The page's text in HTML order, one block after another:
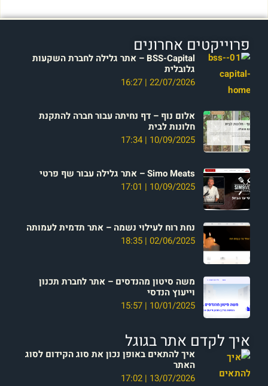
איך לקדם אתר בגוגל
איך להתאים באופן נכון את סוג הקידום לסוג
האתר
13/07/2026
17:02
פרוייקטים אחרונים
BSS-Capital – אתר גלילה לחברת השקעות
גלובלית
22/07/2026
16:27
אלום נוף – דף נחיתה עבור חברה להתקנת
חלונות לבית
10/09/2025
17:34
Simo Meats – אתר גלילה עבור שף פרטי
10/09/2025
17:01
נחת רוח לעילוי נשמה – אתר תדמית לעמותה
02/06/2025
18:35
משה סיטון מהנדסים – אתר לחברת תכנון
וייעוץ הנדסי
10/01/2025
15:57